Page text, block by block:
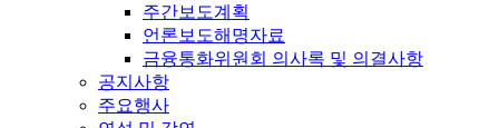
주간보도계획
언론보도해명자료
금융통화위원회 의사록 및 의결사항
공지사항
주요행사